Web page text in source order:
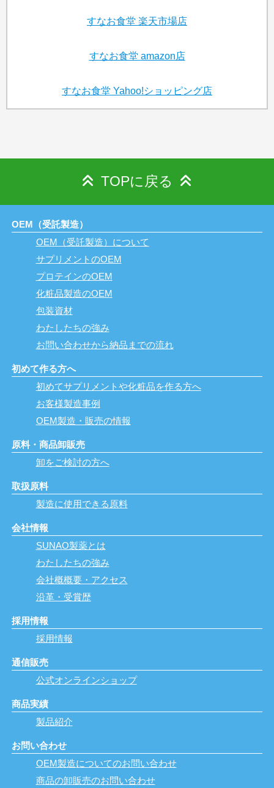
すなお食堂 楽天市場店
すなお食堂 amazon店
すなお食堂 Yahoo!ショッピング店
TOPに戻る
OEM（受託製造）
OEM（受託製造）について
サプリメントのOEM
プロテインのOEM
化粧品製造のOEM
包装資材
わたしたちの強み
お問い合わせから納品までの流れ
初めて作る方へ
初めてサプリメントや化粧品を作る方へ
お客様製造事例
OEM製造・販売の情報
原料・商品卸販売
卸をご検討の方へ
取扱原料
製造に使用できる原料
会社情報
SUNAO製薬とは
わたしたちの強み
会社概概要・アクセス
沿革・受賞歴
採用情報
採用情報
通信販売
公式オンラインショップ
商品実績
製品紹介
お問い合わせ
OEM製造についてのお問い合わせ
商品の卸販売のお問い合わせ